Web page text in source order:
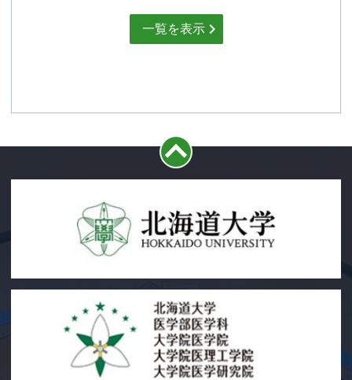
一覧を表示